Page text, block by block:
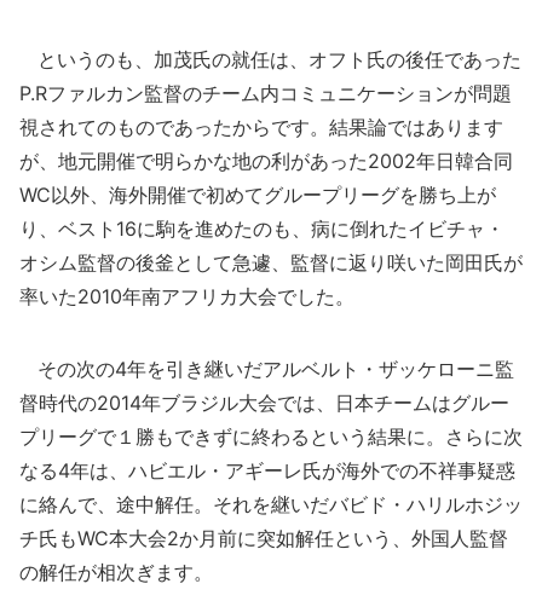
というのも、加茂氏の就任は、オフト氏の後任であった
P.Rファルカン監督のチーム内コミュニケーションが問題
視されてのものであったからです。結果論ではあります
が、地元開催で明らかな地の利があった2002年日韓合同
WC以外、海外開催で初めてグループリーグを勝ち上が
り、ベスト16に駒を進めたのも、病に倒れたイビチャ・
オシム監督の後釜として急遽、監督に返り咲いた岡田氏が
率いた2010年南アフリカ大会でした。
その次の4年を引き継いだアルベルト・ザッケローニ監
督時代の2014年ブラジル大会では、日本チームはグルー
プリーグで１勝もできずに終わるという結果に。さらに次
なる4年は、ハビエル・アギーレ氏が海外での不祥事疑惑
に絡んで、途中解任。それを継いだバビド・ハリルホジッ
チ氏もWC本大会2か月前に突如解任という、外国人監督
の解任が相次ぎます。